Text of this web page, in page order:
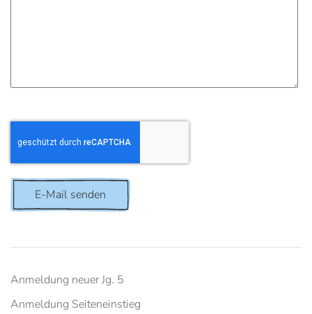
E-Mail senden
Anmeldung neuer Jg. 5
Anmeldung Seiteneinstieg